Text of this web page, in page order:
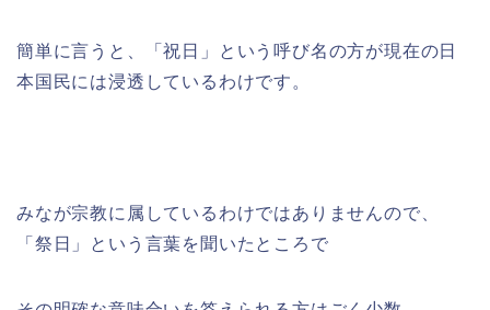
簡単に言うと、「祝日」という呼び名の方が現在の日
本国民には浸透しているわけです。
みなが宗教に属しているわけではありませんので、
「祭日」という言葉を聞いたところで